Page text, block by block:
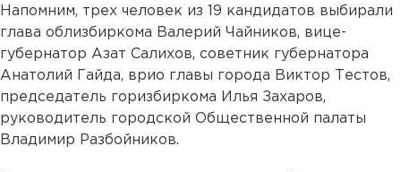
Напомним, трех человек из 19 кандидатов выбирали
глава облизбиркома Валерий Чайников, вице-
губернатор Азат Салихов, советник губернатора
Анатолий Гайда, врио главы города Виктор Тестов,
председатель горизбиркома Илья Захаров,
руководитель городской Общественной палаты
Владимир Разбойников.